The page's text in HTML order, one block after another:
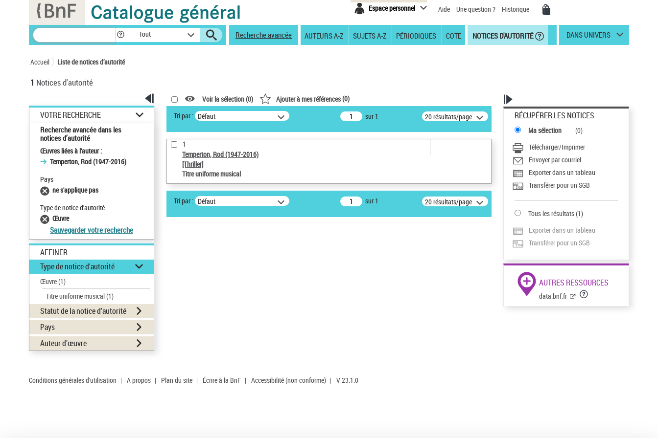
Espace personnel Aide Une question ? Historique
Tout Recherche avancée AUTEURS A-Z SUJETS A-Z PÉRIODIQUES COTE NOTICES D'AUTORITÉ DANS UNIVERS
Accueil Liste de notices d’autorité
1 Notices d'autorité
VOTRE RECHERCHE
Recherche avancée dans les
notices d’autorité
Œuvres liées à l'auteur :
Temperton, Rod (1947-2016)
Pays
ne s'applique pas
Type de notice d'autorité
Œuvre
Sauvegarder votre recherche
AFFINER
Type de notice d'autorité
Œuvre(1)
Titre uniforme musical(1)
Statut de la notice d’autorité
Pays
Auteur d’œuvre
Voir la sélection (0) Ajouter à mes références(0)
Tri par : Défaut sur 1 20 résultats/page
1
Temperton, Rod (1947-2016)
[Thriller]
Titre uniforme musical
Tri par : Défaut sur 1 20 résultats/page
RÉCUPÉRER LES NOTICES
Ma sélection (0)
Télécharger/Imprimer
Envoyer par courriel
Exporter dans un tableau
Transférer pour un SGB
Tous les résultats(1)
Exporter dans un tableau
Transférer pour un SGB
AUTRES RESSOURCES
data.bnf.fr
Conditions générales d'utilisation | A propos | Plan du site | Écrire à la BnF | Accessibilité (non conforme) | V 23.1.0
Panneau de gestion des cookies